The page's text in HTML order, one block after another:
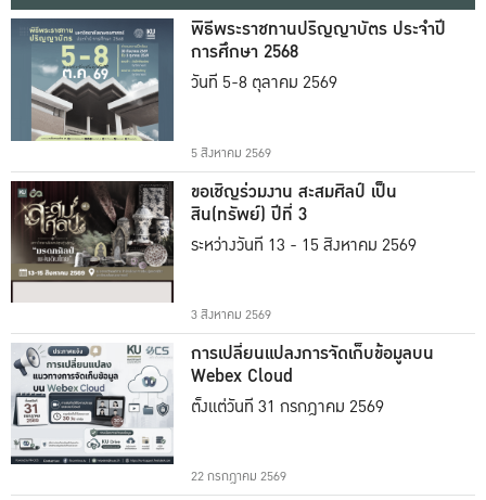
พิธีพระราชทานปริญญาบัตร ประจำปี
การศึกษา 2568
วันที่ 5-8 ตุลาคม 2569
5 สิงหาคม 2569
ขอเชิญร่วมงาน สะสมศิลป์ เป็น
สิน(ทรัพย์) ปีที่ 3
ระหว่างวันที่ 13 - 15 สิงหาคม 2569
3 สิงหาคม 2569
การเปลี่ยนแปลงการจัดเก็บข้อมูลบน
Webex Cloud
ตั้งแต่วันที่ 31 กรกฎาคม 2569
22 กรกฎาคม 2569